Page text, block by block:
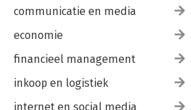
communicatie en media
economie
financieel management
inkoop en logistiek
internet en social media